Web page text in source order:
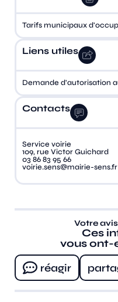
Tarifs municipaux
Liens utiles
Demande d'autorisation
Contacts
Service voirie
109, rue Victor Guichard
03 86 83 95 66
voirie.sens@mairie-sens.fr
Votre
Ces
vous ont-
réagir